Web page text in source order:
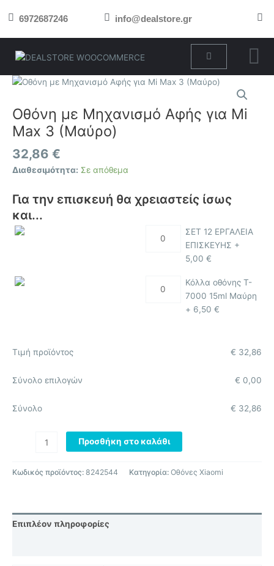
στο 6972687246 info@dealstore.gr
Cart
Οθόνη με Μηχανισμό Αφής για Mi
Max 3 (Μαύρο)
32,86 €
Διαθεσιμότητα: Σε απόθεμα
Για την επισκευή θα χρειαστείς ίσως
και...
ΣΕΤ 12 ΕΡΓΑΛΕΙΑ
ΕΠΙΣΚΕΥΗΣ +
5,00 €
Κόλλα οθόνης T-
7000 15ml Μαύρη
+ 6,50 €
Τιμή προϊόντος 32,86
€
Σύνολο επιλογών 0,00
€
Σύνολο 32,86
€
Οθόνη
Μηχανισμό
Αφής
για
Mi
Max
3
ποσότητα
Προσθήκη στο καλάθι
Κωδικός προϊόντος: 8242544 Κατηγορία: Οθόνες Xiaomi
Επιπλέον πληροφορίες